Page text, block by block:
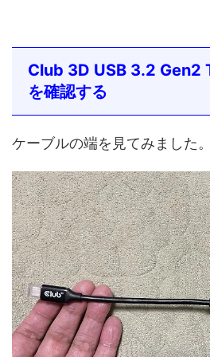
Club 3D USB 3.2 Gen2
を確認する
ケーブルの端を見てみました。